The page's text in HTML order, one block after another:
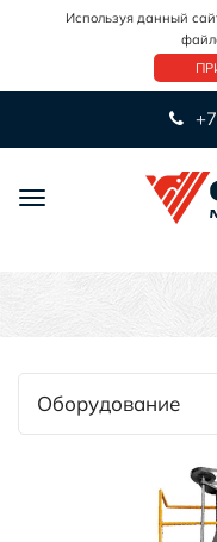
Используя данный
Переключить
Оборудование